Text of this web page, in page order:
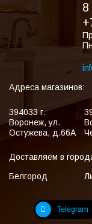
8
Адреса магазинов:
394033 г.
Воронеж,ул.
Остужева, д.66А
Доставляем в
Белгород
Telegram